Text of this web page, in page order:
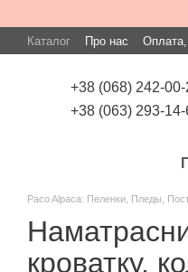
Каталог Про нас Оплата,
+38 (068) 242-00-
+38 (063) 293-14-
Paco Alpaca: Пеленки, Пледы,
кроватку,